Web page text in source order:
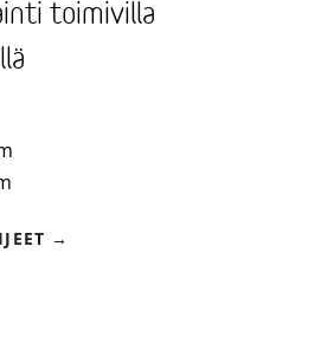
toimivilla